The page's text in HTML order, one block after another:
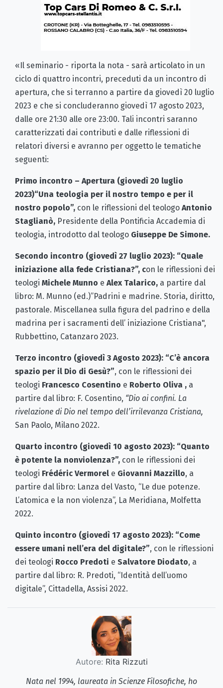
«Il seminario - riporta la nota - sarà articolato in un
ciclo di quattro incontri, preceduti da un incontro di
apertura, che si terranno a partire da giovedì 20 luglio
2023 e che si concluderanno giovedì 17 agosto 2023,
dalle ore 21:30 alle ore 23:00. Tali incontri saranno
caratterizzati dai contributi e dalle riflessioni di
relatori diversi e avranno per oggetto le tematiche
seguenti:
Primo incontro – Apertura (giovedì 20 luglio
2023)“Una teologia per il nostro tempo e per il
nostro popolo”, con le riflessioni del teologo Antonio
Staglianò, Presidente della Pontificia Accademia di
teologia, introdotto dal teologo Giuseppe De Simone.
Secondo incontro (giovedì 27 luglio 2023): “Quale
iniziazione alla fede Cristiana?”, con le riflessioni dei
teologi Michele Munno e Alex Talarico, a partire dal
libro: M. Munno (ed.)”Padrini e madrine. Storia, diritto,
pastorale. Miscellanea sulla figura del padrino e della
madrina per i sacramenti dell’ iniziazione Cristiana",
Rubbettino, Catanzaro 2023.
Terzo incontro (giovedì 3 Agosto 2023): “C’è ancora
spazio per il Dio di Gesù?”, con le riflessioni dei
teologi Francesco Cosentino e Roberto Oliva , a
partire dal libro: F. Cosentino, “Dio ai confini. La
rivelazione di Dio nel tempo dell’irrilevanza Cristiana,
San Paolo, Milano 2022.
Quarto incontro (giovedì 10 agosto 2023): “Quanto
è potente la nonviolenza?”, con le riflessioni dei
teologi Frédéric Vermorel e Giovanni Mazzillo, a
partire dal libro: Lanza del Vasto, “Le due potenze.
L’atomica e la non violenza”, La Meridiana, Molfetta
2022.
Quinto incontro (giovedì 17 agosto 2023): “Come
essere umani nell’era del digitale?”, con le riflessioni
dei teologi Rocco Predoti e Salvatore Diodato, a
partire dal libro: R. Predoti, “Identità dell’uomo
digitale”, Cittadella, Assisi 2022.
Autore: Rita Rizzuti
Nata nel 1994, laureata in Scienze Filosofiche, ho